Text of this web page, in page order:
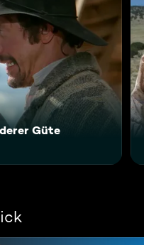
Güte